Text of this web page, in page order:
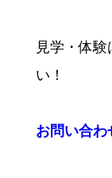
見学・体
い！
お問い合わ